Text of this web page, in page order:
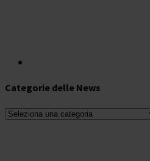
Categorie delle News
Categorie